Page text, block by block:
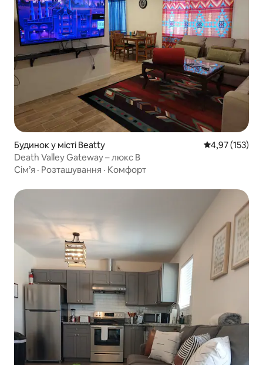
Будинок у місті Beatty Середня
4,97 (153)
Death Valley Gateway – люкс B
Сім’я · Розташування · Комфорт